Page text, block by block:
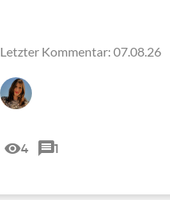
Letzter Kommentar: 07.08.26
4 1